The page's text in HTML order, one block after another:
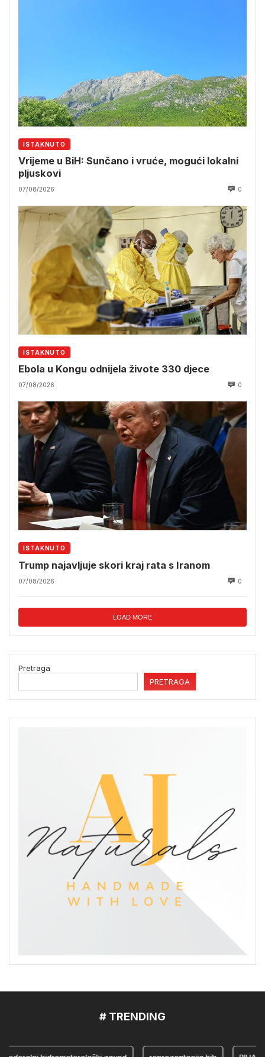
ISTAKNUTO
Vrijeme u BiH: Sunčano i vruće, mogući lokalni
pljuskovi
07/08/2026 0
ISTAKNUTO
Ebola u Kongu odnijela živote 330 djece
07/08/2026 0
ISTAKNUTO
Trump najavljuje skori kraj rata s Iranom
07/08/2026 0
LOAD MORE
Pretraga
PRETRAGA
# TRENDING